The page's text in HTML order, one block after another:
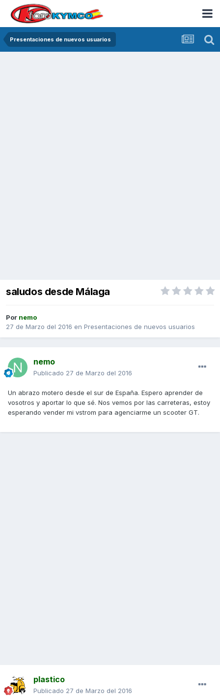
Presentaciones de nuevos usuarios
saludos desde Málaga
Por nemo
27 de Marzo del 2016 en Presentaciones de nuevos usuarios
nemo
Publicado 27 de Marzo del 2016
Un abrazo motero desde el sur de España. Espero aprender de
vosotros y aportar lo que sé. Nos vemos por las carreteras, estoy
esperando vender mi vstrom para agenciarme un scooter GT.
plastico
Publicado 27 de Marzo del 2016